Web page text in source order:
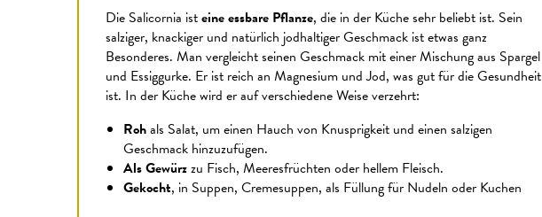
Die Salicornia isteine essbare Pflanze, die in der Küche sehr beliebt ist. Sein
salziger, knackiger und natürlich jodhaltiger Geschmack ist etwas ganz
Besonderes. Man vergleicht seinen Geschmack mit einer Mischung aus Spargel
und Essiggurke. Er ist reich an Magnesium und Jod, was gut für die Gesundheit
ist. In der Küche wird er auf verschiedene Weise verzehrt:
Rohals Salat, um einen Hauch von Knusprigkeit und einen salzigen
Geschmack hinzuzufügen.
Als Gewürzzu Fisch, Meeresfrüchten oder hellem Fleisch.
Gekocht, in Suppen, Cremesuppen, als Füllung für Nudeln oder Kuchen